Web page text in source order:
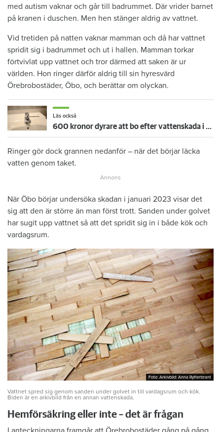
med autism vaknar och går till badrummet. Där vrider barnet
på kranen i duschen. Men hen stänger aldrig av vattnet.
Vid tretiden på natten vaknar mamman och då har vattnet
spridit sig i badrummet och ut i hallen. Mamman torkar
förtvivlat upp vattnet och tror därmed att saken är ur
världen. Hon ringer därför aldrig till sin hyresvärd
Örebrobostäder, Öbo, och berättar om olyckan.
Läs också
600 kronor dyrare att bo efter vattenskada i Varberg
Ringer gör dock grannen nedanför – när det börjar läcka
vatten genom taket.
När Öbo börjar undersöka skadan i januari 2023 visar det
sig att den är större än man först trott. Sanden under golvet
har sugit upp vattnet så att det spridit sig in i både kök och
vardagsrum.
Foto: Arkivbild: Anna Rytterbrant
Foto: Arkivbild: Anna Rytterbrant
Vattnet spred sig genom sanden under golvet in till vardagsrum och kök.
Biden är en arkivbild från en annan vattenskada.
Hemförsäkring eller inte – det är frågan